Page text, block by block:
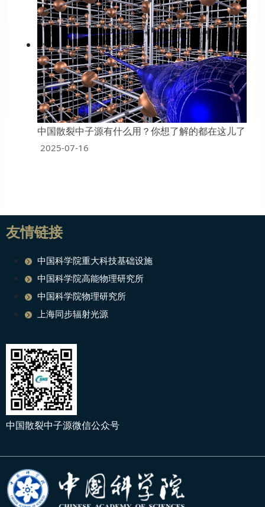
中国散裂中子源有什么用？你想了解的都在这儿了
2025-07-16
友情链接
中国科学院重大科技基础设施
中国科学院高能物理研究所
中国科学院物理研究所
上海同步辐射光源
中国散裂中子源微信公众号